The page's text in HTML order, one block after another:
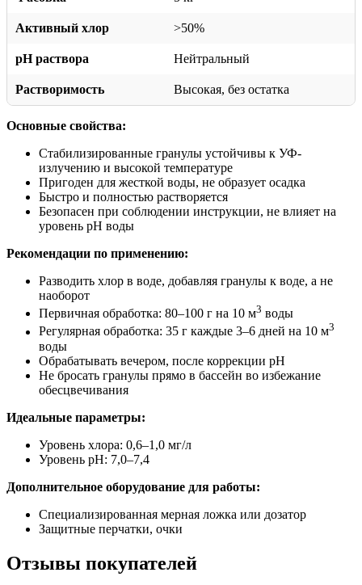
Активный хлор >50%
pH раствора Нейтральный
Растворимость Высокая, без остатка
Основные свойства:
Стабилизированные гранулы устойчивы к УФ-
излучению и высокой температуре
Пригоден для жесткой воды, не образует осадка
Быстро и полностью растворяется
Безопасен при соблюдении инструкции, не влияет на
уровень pH воды
Рекомендации по применению:
Разводить хлор в воде, добавляя гранулы к воде, а не
наоборот
Первичная обработка: 80–100 г на 10 м3 воды
Регулярная обработка: 35 г каждые 3–6 дней на 10 м3
воды
Обрабатывать вечером, после коррекции pH
Не бросать гранулы прямо в бассейн во избежание
обесцвечивания
Идеальные параметры:
Уровень хлора: 0,6–1,0 мг/л
Уровень pH: 7,0–7,4
Дополнительное оборудование для работы:
Специализированная мерная ложка или дозатор
Защитные перчатки, очки
Отзывы покупателей